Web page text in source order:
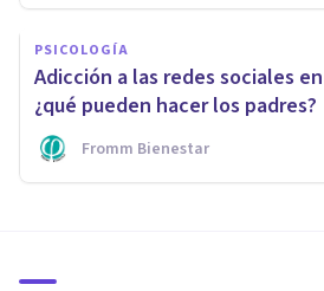
PSICOLOGÍA
Adicción a las redes sociales
¿qué pueden hacer los padres?
Fromm Bienestar